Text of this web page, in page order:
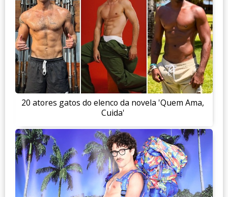
20 atores gatos do elenco da novela 'Quem Ama,
Cuida'